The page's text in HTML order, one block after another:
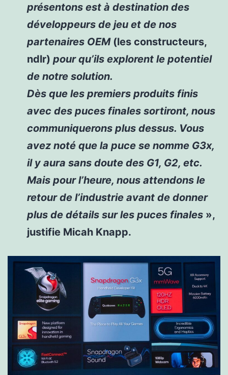
présentons est à destination des
développeurs de jeu et de nos
partenaires OEM(les constructeurs,
ndlr) pour qu’ils explorent le potentiel
de notre solution.
Dès que les premiers produits finis
avec des puces finales sortiront, nous
communiquerons plus dessus. Vous
avez noté que la puce se nomme G3x,
il y aura sans doute des G1, G2, etc.
Mais pour l’heure, nous attendons le
retour de l’industrie avant de donner
plus de détails sur les puces finales»,
justifie Micah Knapp.